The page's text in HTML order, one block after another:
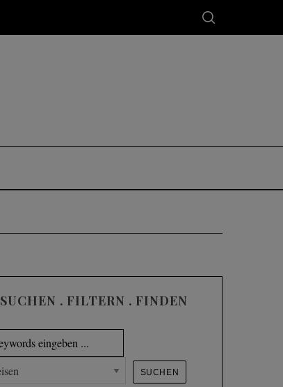
SUCHEN . FILTERN . FINDEN